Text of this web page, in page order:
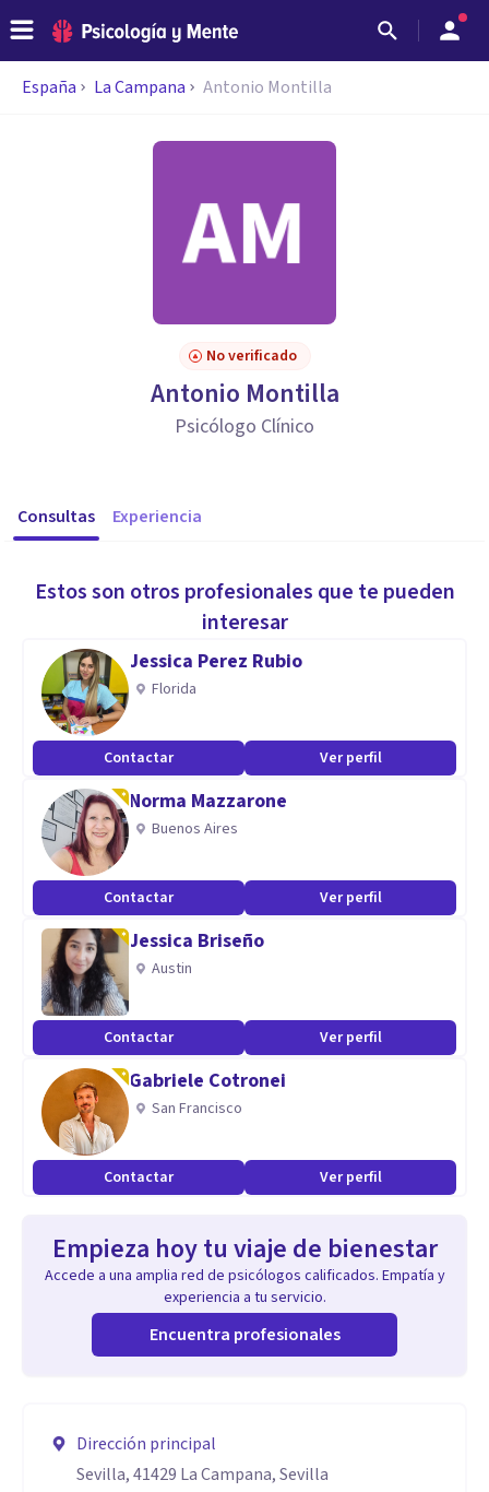
España La Campana Antonio Montilla
No verificado
Antonio Montilla
Psicólogo Clínico
Consultas Experiencia
Estos son otros profesionales que te pueden
interesar
Jessica Perez Rubio
Florida
Contactar Ver perfil
Norma Mazzarone
Buenos Aires
Contactar Ver perfil
Jessica Briseño
Austin
Contactar Ver perfil
Gabriele Cotronei
San Francisco
Contactar Ver perfil
Empieza hoy tu viaje de bienestar
Accede a una amplia red de psicólogos calificados. Empatía y
experiencia a tu servicio.
Encuentra profesionales
Dirección principal
Sevilla, 41429 La Campana, Sevilla